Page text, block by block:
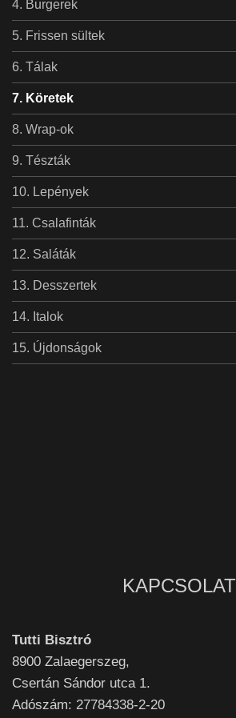
Burgerek
Frissen sültek
Tálak
Köretek
Wrap-ok
Tészták
Lepények
Csalafinták
Saláták
Desszertek
Italok
Újdonságok
KAPCSOLAT
Tutti Bisztró
8900 Zalaegerszeg,
Csertán Sándor utca 1.
Adószám: 27784338-2-20